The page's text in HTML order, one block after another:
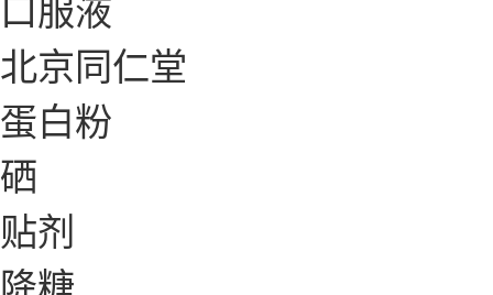
北京同仁堂
蛋白粉
硒
贴剂